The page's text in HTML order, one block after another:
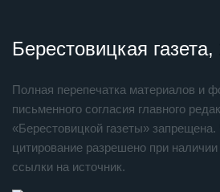
Берестовицкая
Полная перепечатка материалов и
письменного согласия главного
«Берестовицкой газеты» запрещена.
цитирование разрешено при
ссылки на источник.